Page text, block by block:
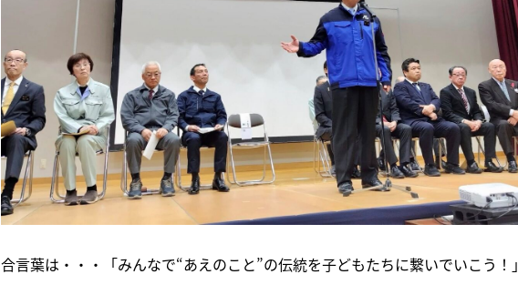
合言葉は・・・「みんなで“あえのこと”の伝統を子どもたちに繋いでいこう！」